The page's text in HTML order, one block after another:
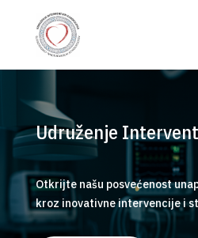
Udruženje
Otkrijte našu posvećenost
kroz inovativne intervencije i